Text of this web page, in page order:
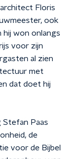
Floris
ook
hij won onlangs
voor zijn
al zien
met
dat doet hij
Paas
de
voor de Bijbel